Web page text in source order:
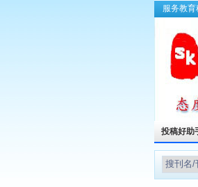
服务教育
投稿好助